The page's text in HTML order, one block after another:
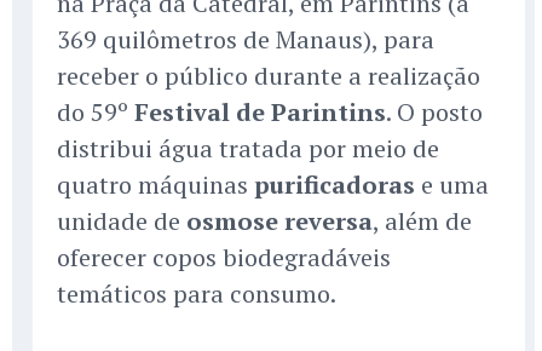
369 quilômetros de Manaus), para
receber o público durante a realização
do 59º Festival de Parintins. O posto
distribui água tratada por meio de
quatro máquinas purificadoras e uma
unidade de osmose reversa, além de
oferecer copos biodegradáveis
temáticos para consumo.